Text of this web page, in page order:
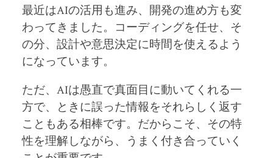
最近はAIの活用も進み、開発の進め方も変
わってきました。コーディングを任せ、そ
の分、設計や意思決定に時間を使えるよう
になっています。
ただ、AIは愚直で真面目に動いてくれる一
方で、ときに誤った情報をそれらしく返す
こともある相棒です。だからこそ、その特
性を理解しながら、うまく付き合っていく